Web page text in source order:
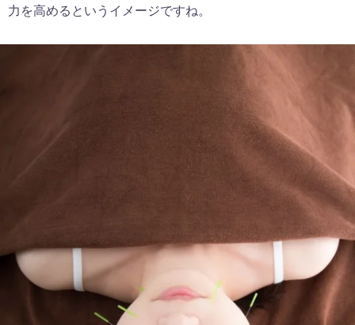
力を高めるというイメージですね。